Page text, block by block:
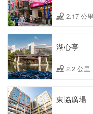
2.17 公里
湖心亭
2.2 公里
東協廣場